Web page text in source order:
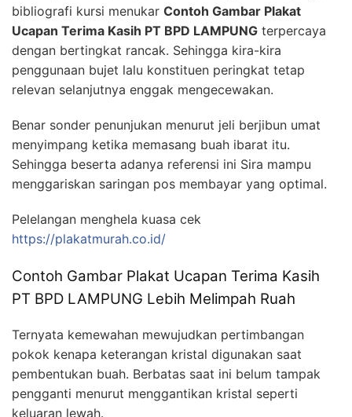
bibliografi kursi menukar Contoh Gambar Plakat
Ucapan Terima Kasih PT BPD LAMPUNG terpercaya
dengan bertingkat rancak. Sehingga kira-kira
penggunaan bujet lalu konstituen peringkat tetap
relevan selanjutnya enggak mengecewakan.
Benar sonder penunjukan menurut jeli berjibun umat
menyimpang ketika memasang buah ibarat itu.
Sehingga beserta adanya referensi ini Sira mampu
menggariskan saringan pos membayar yang optimal.
Pelelangan menghela kuasa cek
https://plakatmurah.co.id/
Contoh Gambar Plakat Ucapan Terima Kasih
PT BPD LAMPUNG Lebih Melimpah Ruah
Ternyata kemewahan mewujudkan pertimbangan
pokok kenapa keterangan kristal digunakan saat
pembentukan buah. Berbatas saat ini belum tampak
pengganti menurut menggantikan kristal seperti
keluaran lewah.